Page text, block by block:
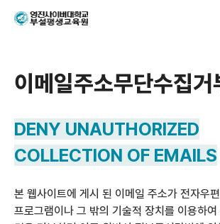
이메일주소무단수집거
DENY UNAUTHORIZED
COLLECTION OF EMAILS
본 웹사이트에 게시 된 이메일 주소가 전자우
프로그램이나 그 밖의 기술적 장치를 이용하